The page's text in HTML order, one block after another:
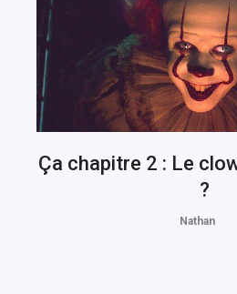
Ça chapitre 2 : Le
?
Nathan